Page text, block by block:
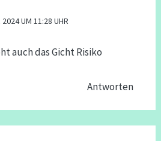
UM 11:28 UHR
auch das Gicht Risiko
Antworten